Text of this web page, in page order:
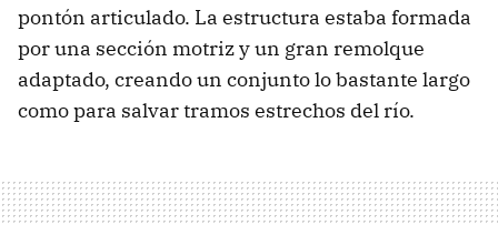
pontón articulado. La estructura estaba formada
por una sección motriz y un gran remolque
adaptado, creando un conjunto lo bastante largo
como para salvar tramos estrechos del río.